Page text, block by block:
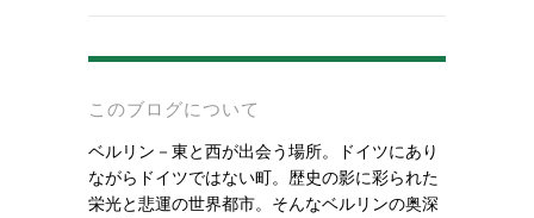
このブログについて
ベルリン－東と西が出会う場所。ドイツにあり
ながらドイツではない町。歴史の影に彩られた
栄光と悲運の世界都市。そんなベルリンの奥深